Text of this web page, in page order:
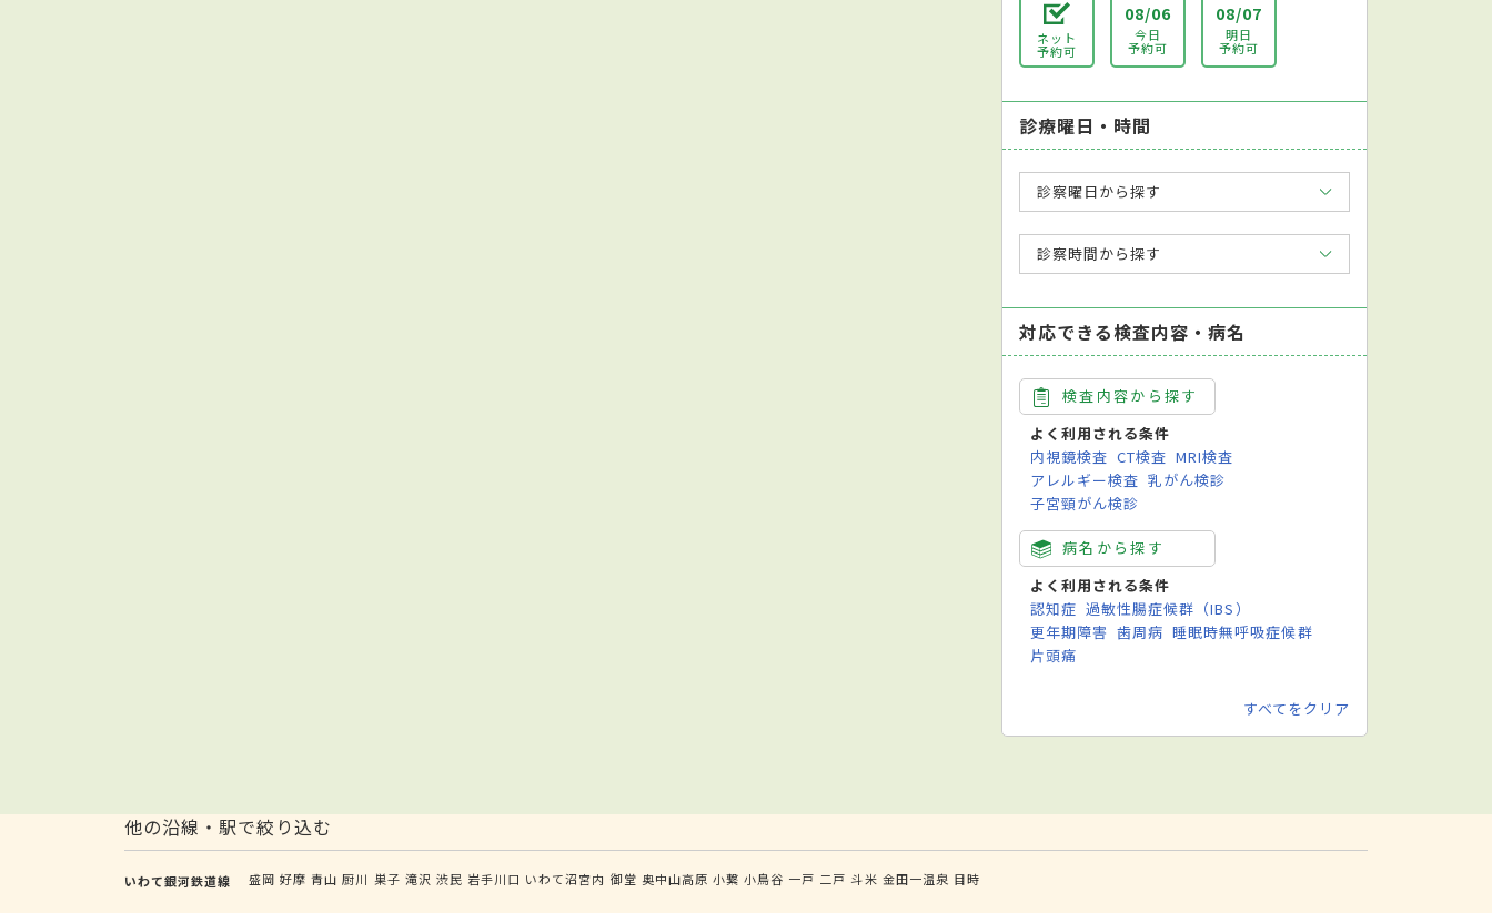
ネット
予約可
08/06
今日
予約可
08/07
明日
予約可
診療曜日・時間
診察曜日から探す
診察時間から探す
対応できる検査内容・病名
検査内容から探す
よく利用される条件
内視鏡検査 CT検査 MRI検査
アレルギー検査 乳がん検診
子宮頸がん検診
病名から探す
よく利用される条件
認知症 過敏性腸症候群（IBS）
更年期障害 歯周病 睡眠時無呼吸症候群
片頭痛
すべてをクリア
他の沿線・駅で絞り込む
いわて銀河鉄道線 盛岡 好摩 青山 厨川 巣子 滝沢 渋民 岩手川口 いわて沼宮内 御堂 奥中山高原 小繋 小鳥谷 一戸 二戸 斗米 金田一温泉 目時